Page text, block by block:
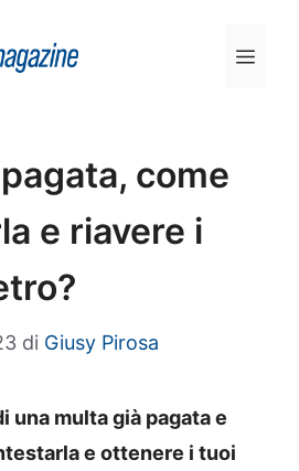
come
e riavere i
di Giusy Pirosa
una multa già pagata e
e ottenere i tuoi